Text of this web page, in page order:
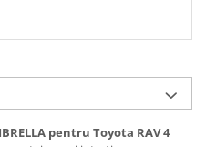
pentru Toyota RAV 4